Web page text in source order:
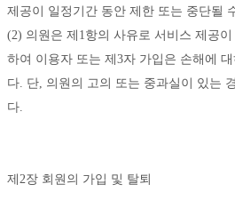
제공이 일정기간 동안 제한 또는 중단될
(2) 의원은 제1항의 사유로 서비스 제공
하여 이용자 또는 제3자 가입은 손해에
다. 단, 의원의 고의 또는 중과실이 있는
다.
제2장 회원의 가입 및 탈퇴